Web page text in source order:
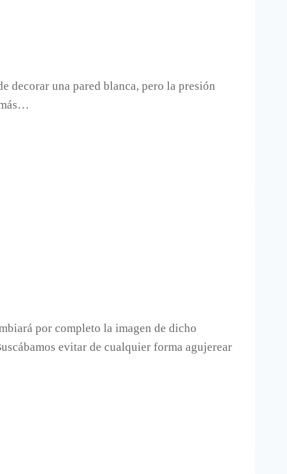
decorar una pared blanca, pero la presión
por completo la imagen de dicho
evitar de cualquier forma agujerear